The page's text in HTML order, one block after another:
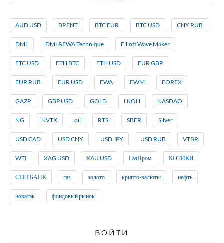
AUD USD BRENT BTC EUR BTC USD CNY RUB
DML DML&EWA Technique Elliott Wave Maker
ETC USD ETH BTC ETH USD EUR GBP
EUR RUB EUR USD EWA EWM FOREX
GAZP GBP USD GOLD LKOH NASDAQ
NG NVTK oil RTSi SBER Silver
USD CAD USD CNY USD JPY USD RUB VTBR
WTI XAG USD XAU USD ГазПром КОТИКИ
СБЕРБАНК газ золото крипто-валюты нефть
новатэк фондовый рынок
ВОЙТИ